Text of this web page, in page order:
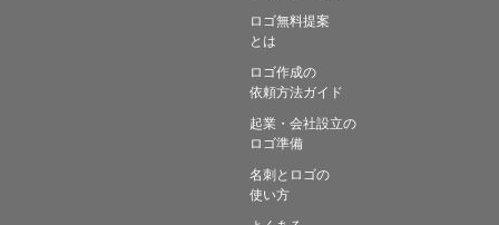
ロゴ無料提案
とは
ロゴ作成の
依頼方法ガイド
起業・会社設立の
ロゴ準備
名刺とロゴの
使い方